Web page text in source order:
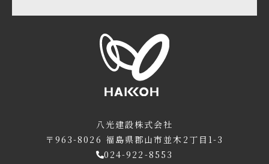
八光建設株式会社
〒963-8026 福島県郡山市並木2丁目1-3
024-922-8553